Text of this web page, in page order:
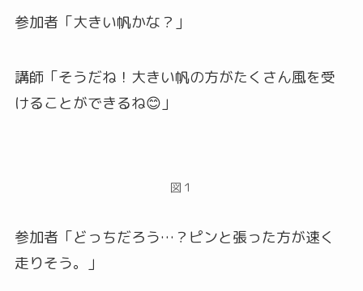
参加者「大きい帆かな？」
講師「そうだね！大きい帆の方がたくさん風を受
けることができるね😊」
図１
参加者「どっちだろう…？ピンと張った方が速く
走りそう。」